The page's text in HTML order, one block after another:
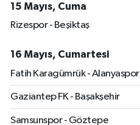
15 Mayıs, Cuma
Rizespor - Beşiktaş
16 Mayıs, Cumartesi
Fatih Karagümrük - Alanyaspor
Gaziantep FK - Başakşehir
Samsunspor - Göztepe